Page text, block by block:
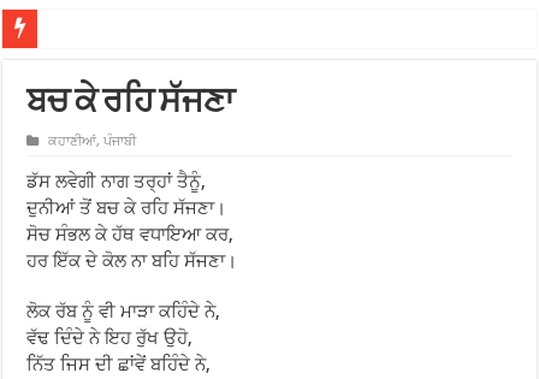
ਬਚ ਕੇ ਰਹਿ ਸੱਜਣਾ
ਕਹਾਣੀਆਂ,ਪੰਜਾਬੀ
ਡੱਸ ਲਵੇਗੀ ਨਾਗ ਤਰ੍ਹਾਂ ਤੈਨੂੰ,
ਦੁਨੀਆਂ ਤੋਂ ਬਚ ਕੇ ਰਹਿ ਸੱਜਣਾ।
ਸੋਚ ਸੰਭਲ ਕੇ ਹੱਥ ਵਧਾਇਆ ਕਰ,
ਹਰ ਇੱਕ ਦੇ ਕੋਲ ਨਾ ਬਹਿ ਸੱਜਣਾ।
ਲੋਕ ਰੱਬ ਨੂੰ ਵੀ ਮਾੜਾ ਕਹਿੰਦੇ ਨੇ,
ਵੱਢ ਦਿੰਦੇ ਨੇ ਇਹ ਰੁੱਖ ਉਹੋ,
ਨਿੱਤ ਜਿਸ ਦੀ ਛਾਂਵੇਂ ਬਹਿੰਦੇ ਨੇ,